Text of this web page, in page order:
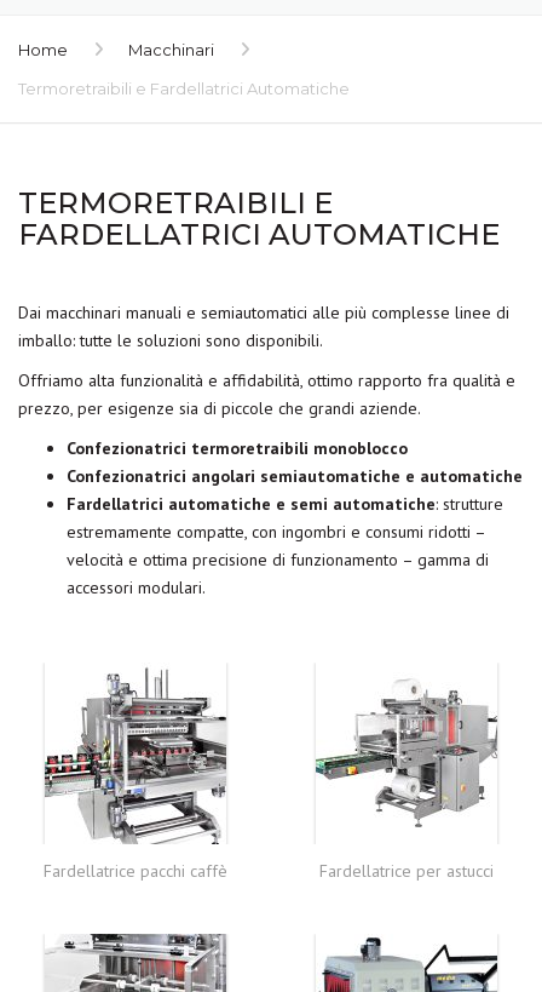
Home
Macchinari
Termoretraibili e Fardellatrici Automatiche
TERMORETRAIBILI E
FARDELLATRICI AUTOMATICHE
Dai macchinari manuali e semiautomatici alle più complesse linee di
imballo: tutte le soluzioni sono disponibili.
Offriamo alta funzionalità e affidabilità, ottimo rapporto fra qualità e
prezzo, per esigenze sia di piccole che grandi aziende.
Confezionatrici termoretraibili monoblocco
Confezionatrici angolari semiautomatiche e automatiche
Fardellatrici automatiche e semi automatiche: strutture
estremamente compatte, con ingombri e consumi ridotti –
velocità e ottima precisione di funzionamento – gamma di
accessori modulari.
Fardellatrice pacchi caffè Fardellatrice per astucci